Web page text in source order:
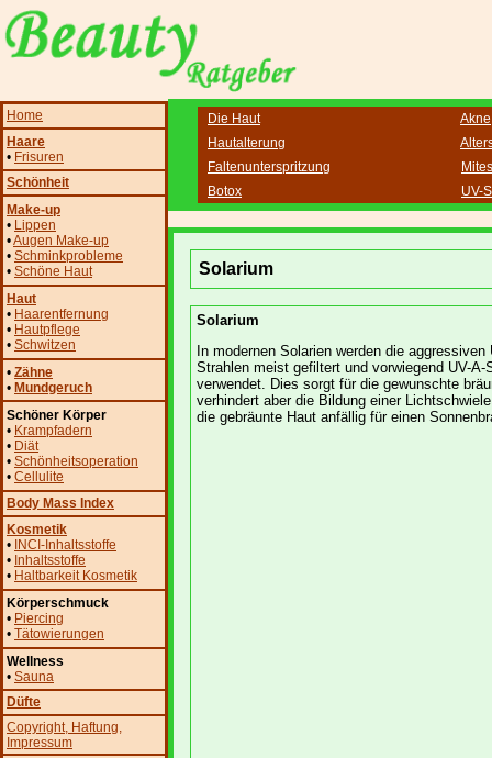
Die Haut
Akne
Hautalterung
Faltenunterspritzung
Botox
UV-
Solarium
Solarium
In modernen Solarien werden die aggressiven
Strahlen meist gefiltert und vorwiegend UV-A-
verwendet. Dies sorgt für die gewunschte
verhindert aber die Bildung einer
die gebräunte Haut anfällig für einen
Home
Haare
• Frisuren
Schönheit
Make-up
• Lippen
•Augen Make-up
• Schminkprobleme
• Schöne Haut
Haut
• Haarentfernung
• Hautpflege
• Schwitzen
• Zähne
• Mundgeruch
Schöner Körper
• Krampfadern
• Diät
• Schönheitsoperation
• Cellulite
Body Mass Index
Kosmetik
• INCI-Inhaltsstoffe
• Inhaltsstoffe
• Haltbarkeit Kosmetik
Körperschmuck
• Piercing
• Tätowierungen
Wellness
• Sauna
Düfte
Copyright, Haftung,
Impressum